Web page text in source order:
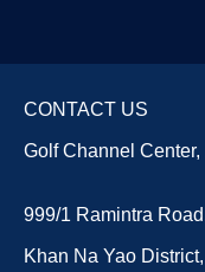
CONTACT US
Golf Channel Center,
999/1 Ramintra
Khan Na Yao